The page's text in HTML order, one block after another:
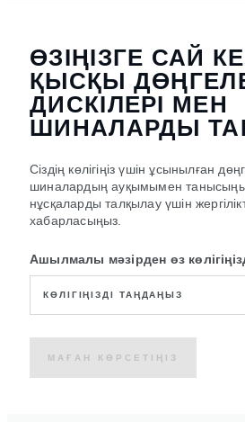
ӨЗІҢІЗГЕ САЙ
ҚЫСҚЫ
ДИСКІЛЕРІ МЕН
ШИНАЛАРДЫ
Сіздің көлігіңіз үшін ұсынылған
шиналардың ауқымымен
нұсқаларды талқылау үшін
хабарласыңыз.
Ашылмалы мәзірден өз
КӨЛІГІҢІЗДІ ТАҢДАҢЫЗ
МАҒАН КӨРСЕТІҢІЗ